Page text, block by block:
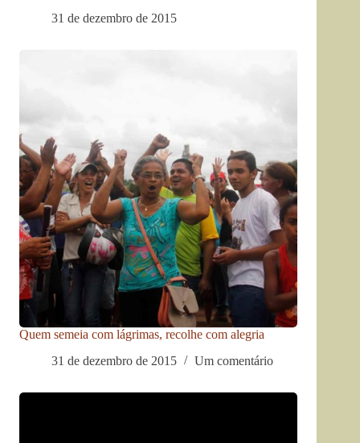
31 de dezembro de 2015
Quem semeia com lágrimas, recolhe com alegria
31 de dezembro de 2015
Um comentário